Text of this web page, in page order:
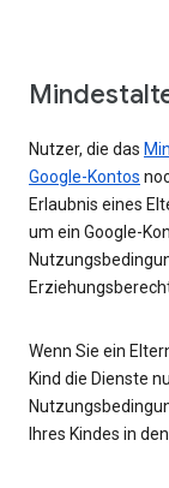
Nutzer, die das
Google-Kontos
Erlaubnis eines
um ein Google-
Wenn Sie ein
Kind die Dienste
Ihres Kindes in den